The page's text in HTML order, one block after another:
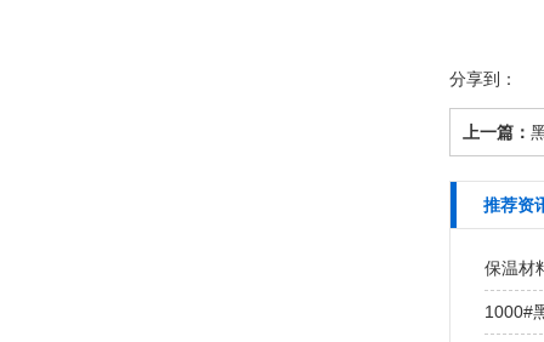
分享到：
上一篇：
推荐资
保温材
1000#